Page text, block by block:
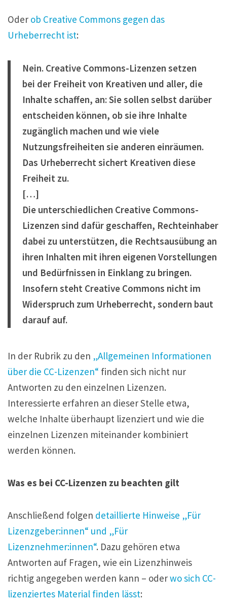
Oder ob Creative Commons gegen das
Urheberrecht ist:
Nein. Creative Commons-Lizenzen setzen
bei der Freiheit von Kreativen und aller, die
Inhalte schaffen, an: Sie sollen selbst darüber
entscheiden können, ob sie ihre Inhalte
zugänglich machen und wie viele
Nutzungsfreiheiten sie anderen einräumen.
Das Urheberrecht sichert Kreativen diese
Freiheit zu.
[…]
Die unterschiedlichen Creative Commons-
Lizenzen sind dafür geschaffen, Rechteinhaber
dabei zu unterstützen, die Rechtsausübung an
ihren Inhalten mit ihren eigenen Vorstellungen
und Bedürfnissen in Einklang zu bringen.
Insofern steht Creative Commons nicht im
Widerspruch zum Urheberrecht, sondern baut
darauf auf.
In der Rubrik zu den „Allgemeinen Informationen
über die CC-Lizenzen“ finden sich nicht nur
Antworten zu den einzelnen Lizenzen.
Interessierte erfahren an dieser Stelle etwa,
welche Inhalte überhaupt lizenziert und wie die
einzelnen Lizenzen miteinander kombiniert
werden können.
Was es bei CC-Lizenzen zu beachten gilt
Anschließend folgen detaillierte Hinweise „Für
Lizenzgeber:innen“ und „Für
Lizenznehmer:innen“. Dazu gehören etwa
Antworten auf Fragen, wie ein Lizenzhinweis
richtig angegeben werden kann – oderwo sich CC-
lizenziertes Material finden lässt: